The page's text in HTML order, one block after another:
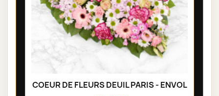
COEUR DE FLEURS DEUIL PARIS - ENVOL